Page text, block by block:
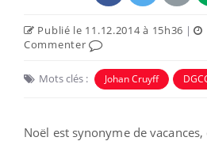
Publié le 11.12.2014 à 15h36 |
Commenter
Mots clés : Johan Cruyff
Noël est synonyme de